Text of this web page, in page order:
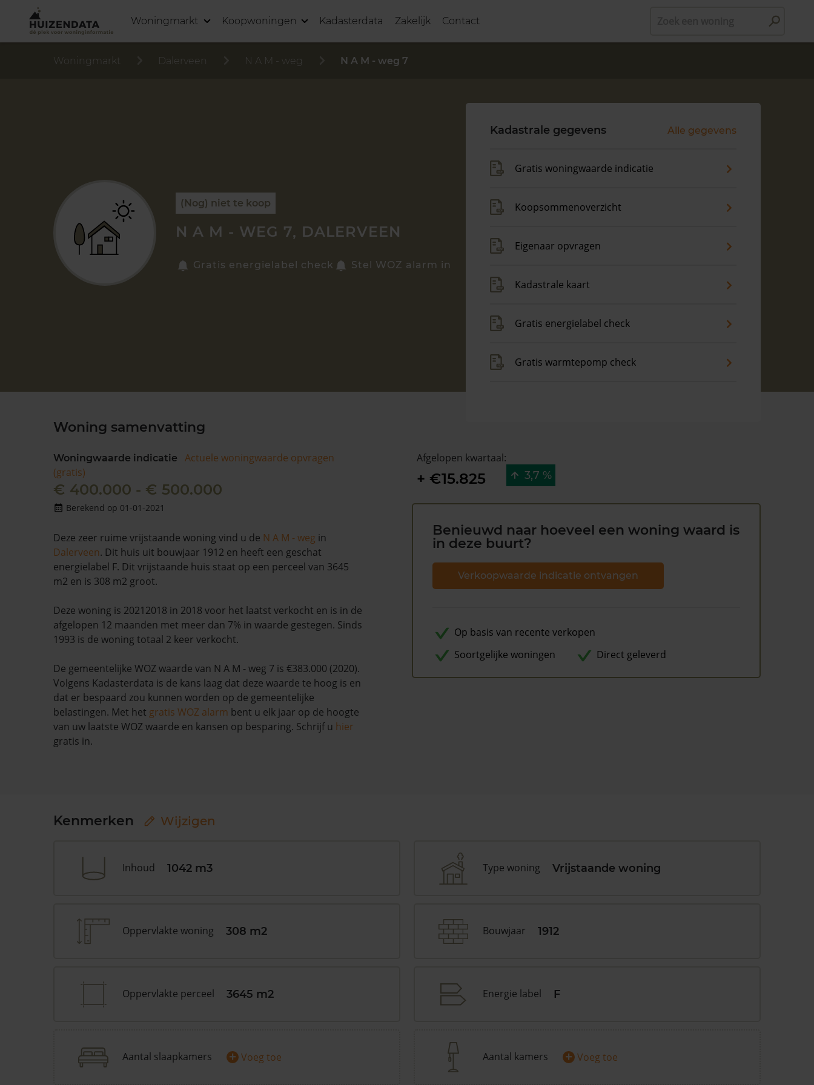
Woningmarkt Koopwoningen Kadasterdata Zakelijk Contact
Woningmarkt Dalerveen N A M - weg N A M - weg 7
(Nog) niet te koop
N A M - WEG 7, DALERVEEN
Gratis energielabel check Stel WOZ alarm in
Kadastrale gegevens Alle gegevens
Gratis woningwaarde indicatie
Koopsommenoverzicht
Eigenaar opvragen
Kadastrale kaart
Gratis energielabel check
Gratis warmtepomp check
Woning samenvatting
Woningwaarde indicatie
Actuele woningwaarde opvragen
(gratis)
€ 400.000 - € 500.000
Berekend op 01-01-2021
Deze zeer ruime vrijstaande woning vind u de N A M - weg in
Dalerveen. Dit huis uit bouwjaar 1912 en heeft een geschat
energielabel F. Dit vrijstaande huis staat op een perceel van 3645
m2 en is 308 m2 groot.
Deze woning is 20212018 in 2018 voor het laatst verkocht en is in de
afgelopen 12 maanden met meer dan 7% in waarde gestegen. Sinds
1993 is de woning totaal 2 keer verkocht.
De gemeentelijke WOZ waarde van N A M - weg 7 is €383.000 (2020).
Volgens Kadasterdata is de kans laag dat deze waarde te hoog is en
dat er bespaard zou kunnen worden op de gemeentelijke
belastingen. Met het gratis WOZ alarm bent u elk jaar op de hoogte
van uw laatste WOZ waarde en kansen op besparing. Schrijf u hier
gratis in.
Afgelopen kwartaal:
+ €15.825 3,7 %
Benieuwd naar hoeveel een woning waard is
in deze buurt?
Verkoopwaarde indicatie ontvangen
Op basis van recente verkopen
Soortgelijke woningen
Direct geleverd
Kenmerken Wijzigen
Inhoud 1042 m3 Type woning Vrijstaande woning
Oppervlakte woning 308 m2 Bouwjaar 1912
Oppervlakte perceel 3645 m2 Energie label F
Aantal slaapkamers + Voeg toe Aantal kamers + Voeg toe